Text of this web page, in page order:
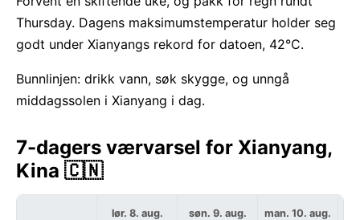
Thursday. Dagens maksimumstemperatur holder seg
godt under Xianyangs rekord for datoen, 42°C.
Bunnlinjen: drikk vann, søk skygge, og unngå
middagssolen i Xianyang i dag.
7-dagers værvarsel for Xianyang,
Kina 🇨🇳
lør. 8. aug. søn. 9. aug. man. 10. aug.